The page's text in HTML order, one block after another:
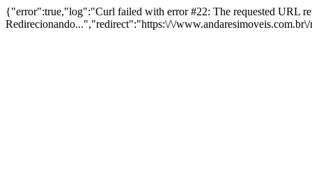
{"error":true,"log":"Curl failed with error #22: The requested URL
Redirecionando...","redirect":"https:\/\/